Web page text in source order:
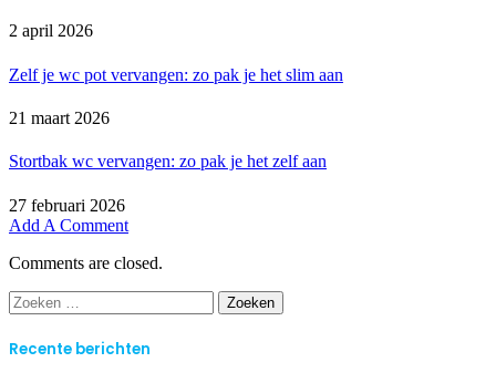
2 april 2026
Zelf je wc pot vervangen: zo pak je het slim aan
21 maart 2026
Stortbak wc vervangen: zo pak je het zelf aan
27 februari 2026
Add A Comment
Comments are closed.
Zoeken
naar:
Recente berichten